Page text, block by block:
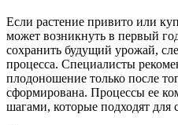
Если растение привито или
может возникнуть в первый
сохранить будущий урожай,
процесса. Специалисты
плодоношение только после
сформирована. Процессы ее
шагами, которые подходят для